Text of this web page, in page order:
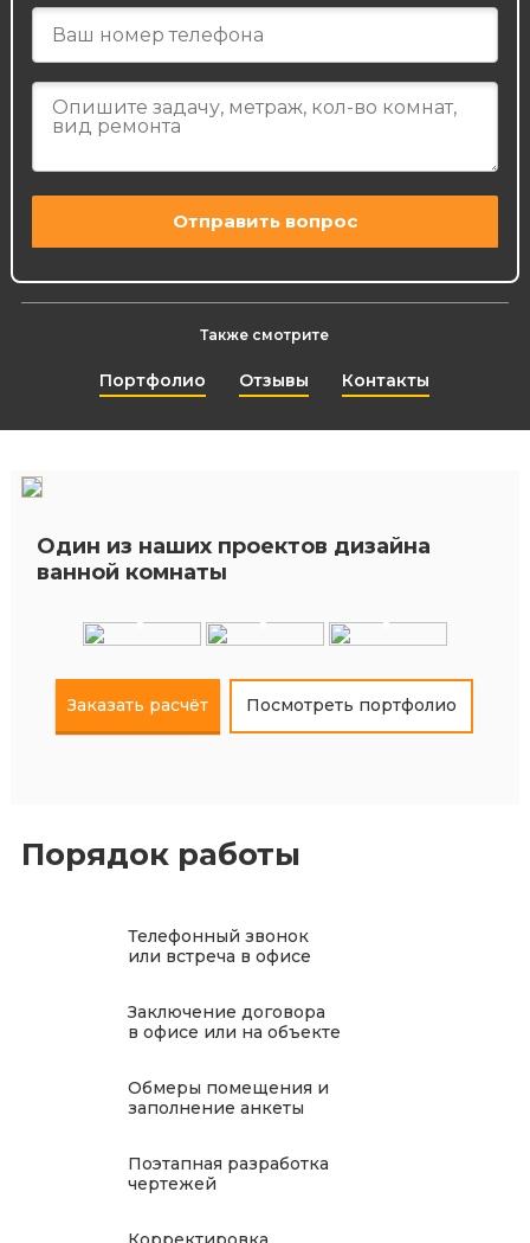
Также смотрите
Портфолио Отзывы Контакты
Один из наших проектов дизайна
ванной комнаты
+ + +
Заказать расчёт Посмотреть портфолио
Порядок работы
Телефонный звонок
или встреча в офисе
Заключение договора
в офисе или на объекте
Обмеры помещения и
заполнение анкеты
Поэтапная разработка
чертежей